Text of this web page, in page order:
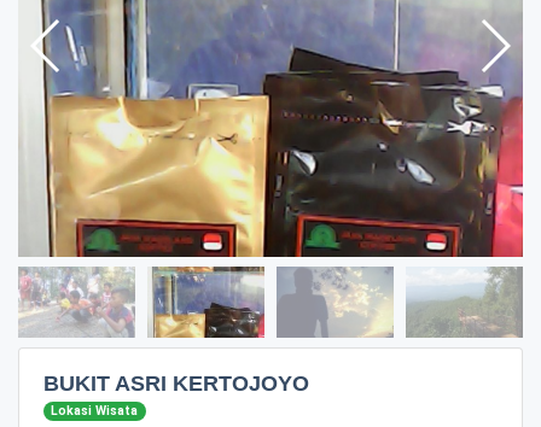
BUKIT ASRI KERTOJOYO
Lokasi Wisata